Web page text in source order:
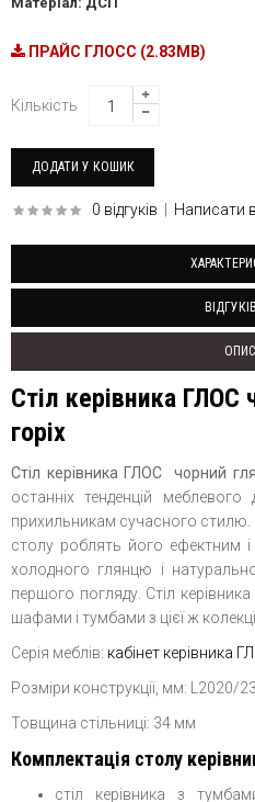
ПРАЙС ГЛОСС (2.83MB)
Кількість
0 відгуків Написати
ОПИС
Стіл керівника ГЛОС
горіх
Стіл керівника ГЛОС чорний
останніх тенденцій
прихильникам сучасного стилю.
столу роблять його ефектним
холодного глянцю і
першого погляду. Стіл
шафами і тумбами з цієї ж
Серія меблів: кабінет керівника
Розміри конструкції, мм: L2020/
Товщина стільниці: 34 мм
Комплектація столу
стіл керівника з